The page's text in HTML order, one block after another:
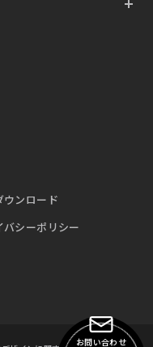
ウンロード
バシーポリシー
お問い合わせ